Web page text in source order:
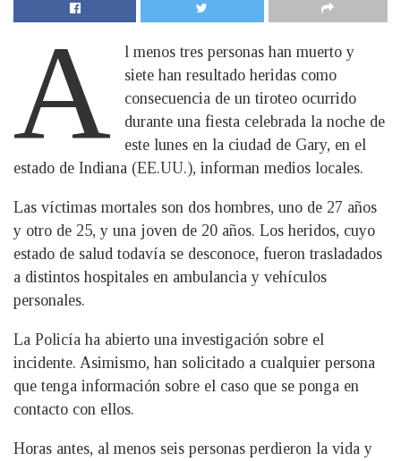
A
l menos tres personas han muerto y
siete han resultado heridas como
consecuencia de un tiroteo ocurrido
durante una fiesta celebrada la noche de
este lunes en la ciudad de Gary, en el
estado de Indiana (EE.UU.), informan medios locales.
Las víctimas mortales son dos hombres, uno de 27 años
y otro de 25, y una joven de 20 años. Los heridos, cuyo
estado de salud todavía se desconoce, fueron trasladados
a distintos hospitales en ambulancia y vehículos
personales.
La Policía ha abierto una investigación sobre el
incidente. Asimismo, han solicitado a cualquier persona
que tenga información sobre el caso que se ponga en
contacto con ellos.
Horas antes, al menos seis personas perdieron la vida y